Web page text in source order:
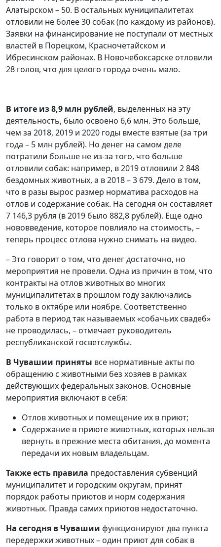
Алатырском – 50. В остальных муниципалитетах
отловили не более 30 собак (по каждому из районов).
Заявки на финансирование не поступали от местных
властей в Порецком, Красночетайском и
Ибресинском районах. В Новочебоксарске отловили
28 голов, что для целого города очень мало.
В итоге из 8,9 млн рублей, выделенных на эту
деятельность, было освоено 6,6 млн. Это больше,
чем за 2018, 2019 и 2020 годы вместе взятые (за три
года – 5 млн рублей). Но денег на самом деле
потратили больше не из-за того, что больше
отловили собак: например, в 2019 отловили 2 848
бездомных животных, а в 2018 – 3 679. Дело в том,
что в разы вырос размер норматива расходов на
отлов и содержание собак. На сегодня он составляет
7 146,3 рубля (в 2019 было 882,8 рублей). Еще одно
нововведение, которое повлияло на стоимость, –
теперь процесс отлова нужно снимать на видео.
– Это говорит о том, что денег достаточно, но
мероприятия не провели. Одна из причин в том, что
контракты на отлов животных во многих
муниципалитетах в прошлом году заключались
только в октябре или ноябре. Соответственно
работа в период так называемых «собачьих свадеб»
не проводилась, – отмечает руководитель
республиканской госветслужбы.
В Чувашии приняты все нормативные акты по
обращению с животными без хозяев в рамках
действующих федеральных законов. Основные
мероприятия включают в себя:
Отлов животных и помещение их в приют;
Содержание в приюте животных, которых нельзя
вернуть в прежние места обитания, до момента
передачи их новым владельцам.
Также есть правила предоставления субвенций
муниципалитет и городским округам, принят
порядок работы приютов и норм содержания
животных. Правда самих приютов недостаточно.
На сегодня в Чувашии функционируют два пункта
передержки животных – один приют для собак в